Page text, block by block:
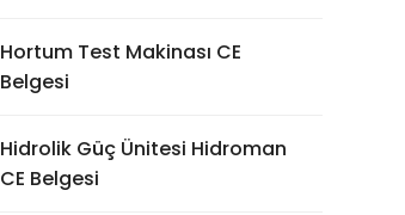
Hortum Test Makinası CE
Belgesi
Hidrolik Güç Ünitesi Hidroman
CE Belgesi